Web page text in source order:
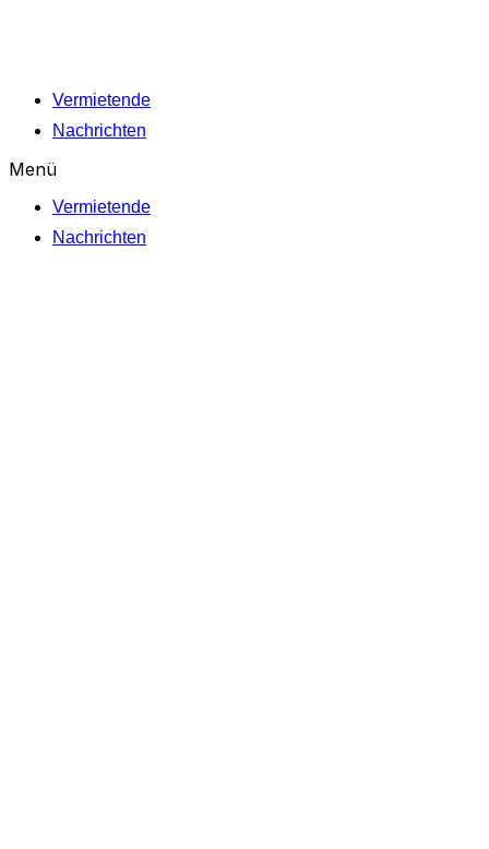
Vermietende
Nachrichten
Menü
Vermietende
Nachrichten